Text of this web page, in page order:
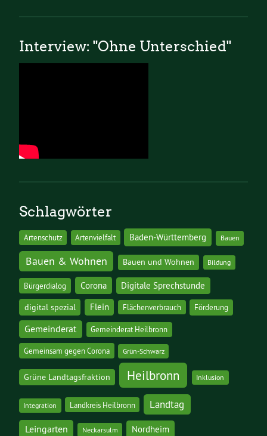
Interview: "Ohne Unterschied"
Schlagwörter
Artenschutz Artenvielfalt Baden-Württemberg Bauen
Bauen & Wohnen Bauen und Wohnen Bildung
Bürgerdialog Corona Digitale Sprechstunde
digital spezial Flein Flächenverbrauch Förderung
Gemeinderat Gemeinderat Heilbronn
Gemeinsam gegen Corona Grün-Schwarz
Grüne Landtagsfraktion Heilbronn Inklusion
Integration Landkreis Heilbronn Landtag
Leingarten Neckarsulm Nordheim